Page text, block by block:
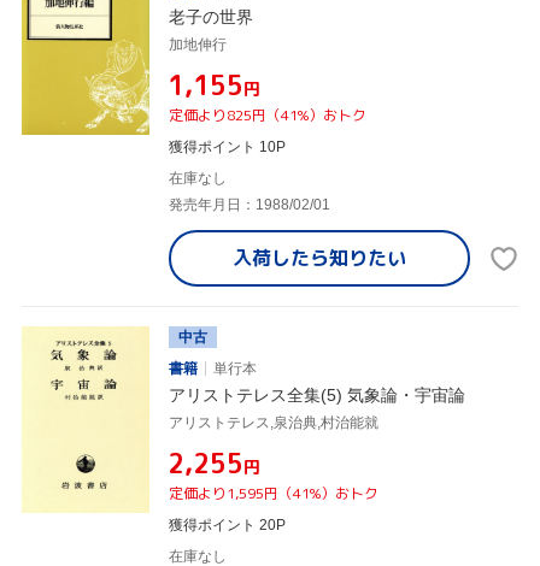
老子の世界
加地伸行
¥1,155円
定価より825円（41%）おトク
獲得ポイント 10P
在庫なし
発売年月日：1988/02/01
入荷したら知りたい
中古
書籍
単行本
アリストテレス全集(5) 気象論・宇宙論
アリストテレス,泉治典,村治能就
¥2,255円
定価より1,595円（41%）おトク
獲得ポイント 20P
在庫なし